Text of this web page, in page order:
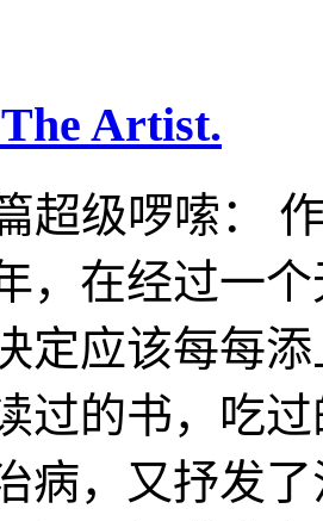
Artist.
超级啰嗦：
，在经过一
定应该每每
过的书，吃
病，又抒发